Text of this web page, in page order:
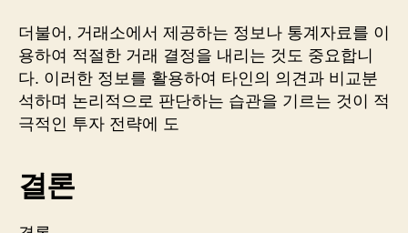
더불어, 거래소에서 제공하는 정보나 통계자료를 이
용하여 적절한 거래 결정을 내리는 것도 중요합니
다. 이러한 정보를 활용하여 타인의 의견과 비교분
석하며 논리적으로 판단하는 습관을 기르는 것이 적
극적인 투자 전략에 도
결론